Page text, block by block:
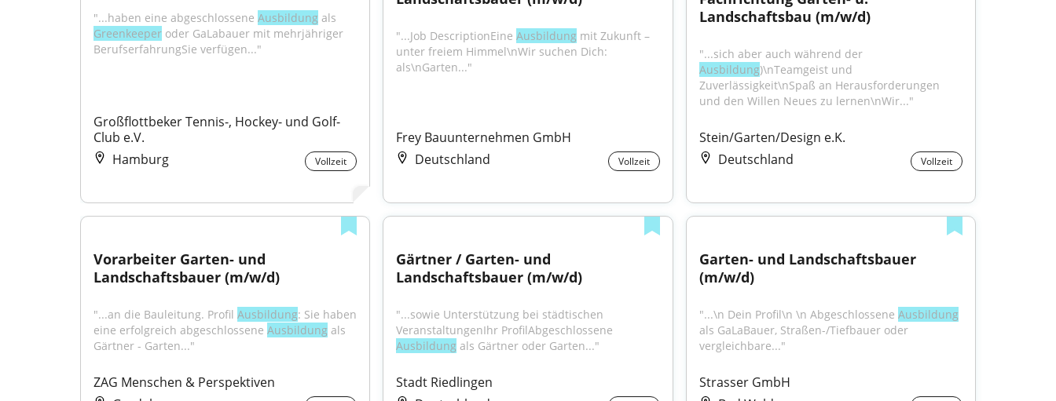
"...haben eine abgeschlossene Ausbildung
Greenkeeper oder GaLabauer mit mehrjähriger
BerufserfahrungSie verfügen..."
Großflottbeker Tennis-, Hockey- und Golf-
Club e.V.
Hamburg
Vollzeit
"...Job DescriptionEine Ausbildung mit Zukunft –
unter freiem Himmel\nWir suchen Dich:
als\nGarten..."
Frey Bauunternehmen GmbH
Deutschland
Vollzeit
Landschaftsbau (m/w/d)
"...sich aber auch während der
Ausbildung)\nTeamgeist und
Zuverlässigkeit\nSpaß an Herausforderungen
und den Willen Neues zu lernen\nWir..."
Stein/Garten/Design e.K.
Deutschland
Vollzeit
Vorarbeiter Garten- und
Landschaftsbauer (m/w/d)
"...an die Bauleitung. Profil Ausbildung: Sie haben
eine erfolgreich abgeschlossene Ausbildung als
Gärtner - Garten..."
ZAG Menschen & Perspektiven
Gärtner / Garten- und
Landschaftsbauer (m/w/d)
"...sowie Unterstützung bei städtischen
Ausbildung als Gärtner oder Garten..."
Stadt Riedlingen
Garten- und Landschaftsbauer
(m/w/d)
"...\n Dein Profil\n \n Abgeschlossene Ausbildung
als GaLaBauer, Straßen-/Tiefbauer oder
vergleichbare..."
Strasser GmbH